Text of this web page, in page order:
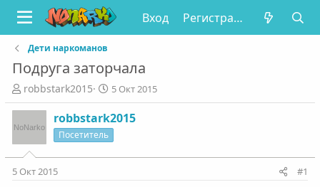
Вход Регистрация
Дети наркоманов
Подруга заторчала
А
в
т
о
р
т
е
robbstark2015
Д
а
т
а
н
а
5 Окт 2015
robbstark2015
Посетитель
5 Окт 2015 #1